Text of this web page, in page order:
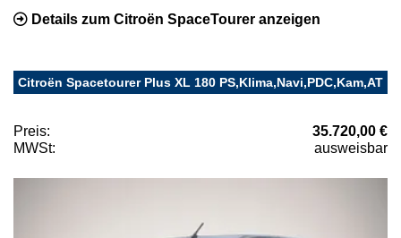
Details zum Citroën SpaceTourer anzeigen
Citroën Spacetourer Plus XL 180 PS,Klima,Navi,PDC,Kam,AT
Preis:
35.720,00 €
MWSt:
ausweisbar